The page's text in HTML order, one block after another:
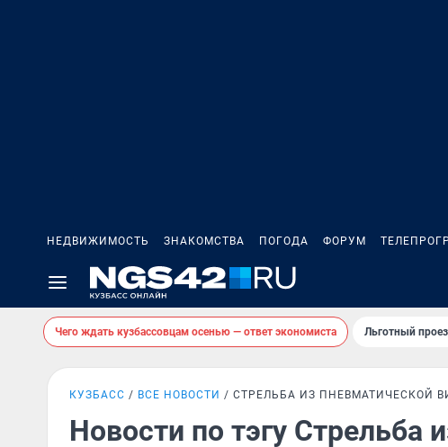
НЕДВИЖИМОСТЬ ЗНАКОМСТВА ПОГОДА ФОРУМ
Чего ждать кузбассовцам осенью — ответ экономиста Льготный
КУЗБАСС ВСЕ НОВОСТИ СТРЕЛЬБА ИЗ ПНЕВМАТИЧЕСКОЙ
Новости по тэгу Стрельба